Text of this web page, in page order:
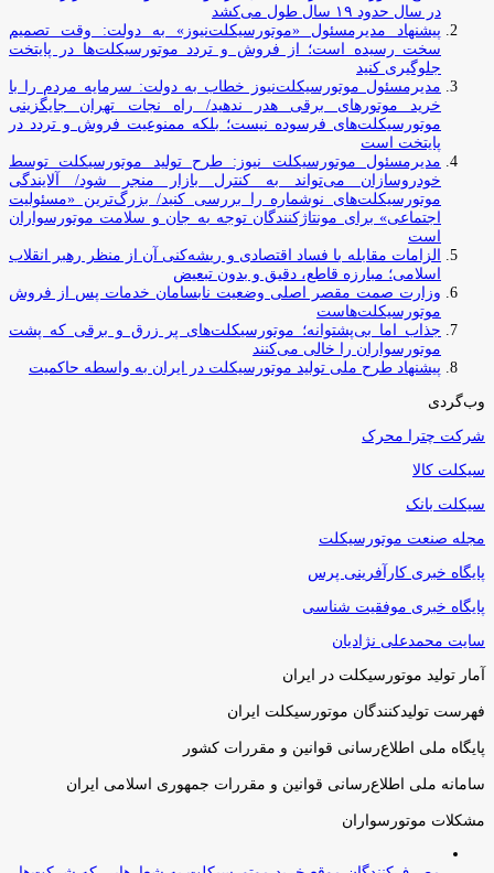
در سال حدود ۱۹ سال طول می‌کشد
پیشنهاد مدیرمسئول «موتورسیکلت‌نیوز» به دولت: وقت تصمیم
سخت رسیده است؛ از فروش و تردد موتورسیکلت‌ها در پایتخت
جلوگیری کنید
مدیرمسئول موتورسیکلت‌نیوز خطاب به دولت: سرمایه مردم را با
خرید موتورهای برقی هدر ندهید/ راه نجات تهران جایگزینی
موتورسیکلت‌های فرسوده نیست؛ بلکه ممنوعیت فروش و تردد در
پایتخت است
مدیرمسئول موتورسیکلت نیوز: طرح تولید موتورسیکلت توسط
خودروسازان می‌تواند به کنترل بازار منجر شود/ آلایندگی
موتورسیکلت‌های نوشماره را بررسی کنید/ بزرگ‌ترین «مسئولیت
اجتماعی» برای مونتاژکنندگان توجه به جان و سلامت موتورسواران
است
الزامات مقابله با فساد اقتصادی و ریشه‌کنی آن از منظر رهبر انقلاب
اسلامی؛ مبارزه قاطع، دقیق و بدون تبعیض
وزارت صمت مقصر اصلی وضعیت نابسامان خدمات پس از فروش
موتورسیکلت‌هاست
جذاب اما بی‌پشتوانه؛ موتورسیکلت‌های پر زرق‌ و برقی که پشت
موتورسواران را خالی می‌کنند
پیشنهاد طرح ملی تولید موتورسیکلت در ایران به واسطه حاکمیت
وب‌گردی
شرکت چترا محرک
سیکلت کالا
سیکلت بانک
مجله صنعت موتورسیکلت
پایگاه خبری کارآفرینی پرس
پایگاه خبری موفقیت شناسی
سایت محمدعلی نژادیان
آمار تولید موتورسیکلت در ایران
فهرست تولیدکنندگان موتورسیکلت ایران
پایگاه ملی اطلاع‌رسانی قوانین و مقررات کشور
سامانه ملی اطلاع‌رسانی قوانین و مقررات جمهوری اسلامی ایران
مشکلات موتورسواران